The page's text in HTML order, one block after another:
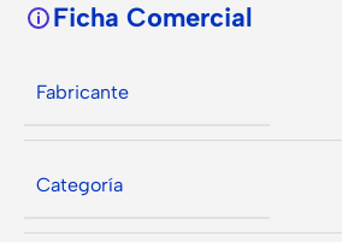
Ficha Comercial
Fabricante
Categoría